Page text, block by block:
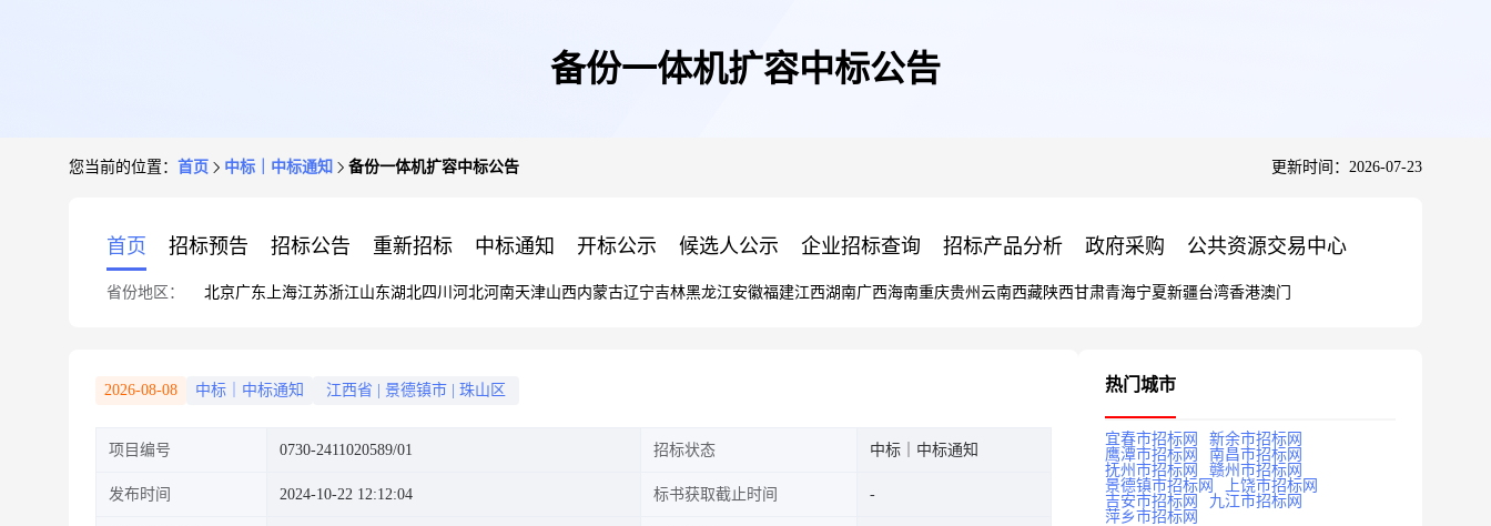
备份一体机扩容中标公告
您当前的位置： 首页 中标｜中标通知 备份一体机扩容中标公告 更新时间：2026-07-23
首页 招标预告 招标公告 重新招标 中标通知 开标公示 候选人公示 企业招标查询 招标产品分析 政府采购 公共资源交易中心
省份地区： 北京广东 上海江苏浙江山东湖北四川 河北河南天津山西内蒙古辽宁吉林黑龙江安徽福建江西湖南广西海南重庆贵州 云南西藏陕西甘肃青海宁夏新疆台湾香港澳门
2026-08-08 中标｜中标通知 江西省 景德镇市 珠山区
项目编号 0730-2411020589/01 招标状态 中标｜中标通知
发布时间 2024-10-22 12:12:04 标书获取截止时间
热门城市
宜春市招标网
新余市招标网
鹰潭市招标网
南昌市招标网
抚州市招标网
赣州市招标网
景德镇市招标网
上饶市招标网
吉安市招标网
九江市招标网
萍乡市招标网